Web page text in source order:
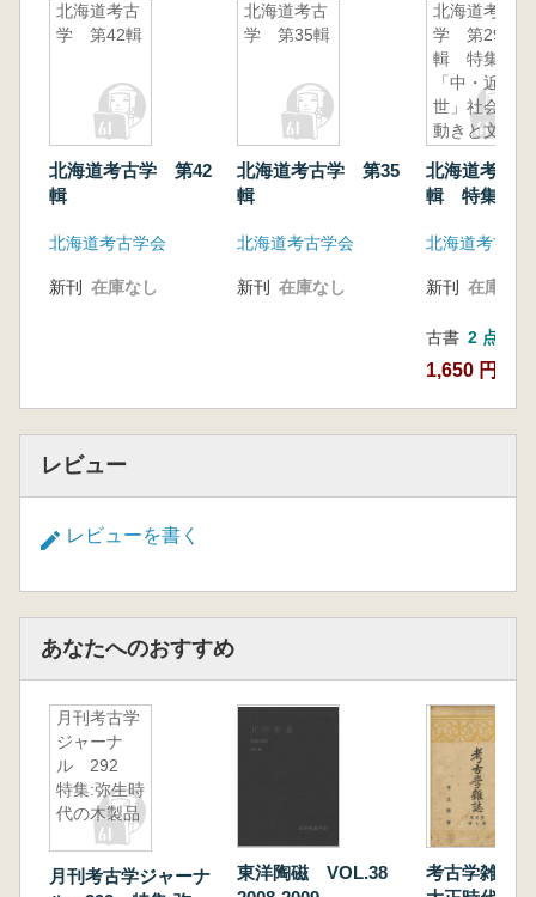
北海道考古
学 第42輯
北海道考古学 第42
輯
北海道考古学会
新刊 在庫なし
北海道考古
学 第35輯
北海道考古学 第35
輯
北海道考古学会
新刊 在庫なし
北海道考古
学 第29
輯 特集:
「中・近
世」社会の
動きと文物
北海道考古
輯 特集:「
物
北海道考古学
新刊 在庫なし
古書 2 点
1,650 円~
レビュー
レビューを書く
あなたへのおすすめ
月刊考古学
ジャーナ
ル 292
特集:弥生時
代の木製品
月刊考古学ジャーナ
東洋陶磁 VOL.38
考古学雑誌